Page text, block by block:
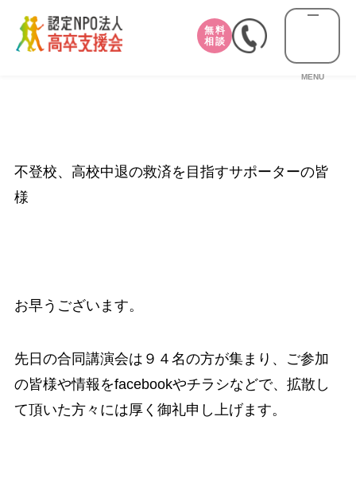
無料
相談
MENU
不登校、高校中退の救済を目指すサポーターの皆
様
お早うございます。
先日の合同講演会は９４名の方が集まり、ご参加
の皆様や情報をfacebookやチラシなどで、拡散し
て頂いた方々には厚く御礼申し上げます。